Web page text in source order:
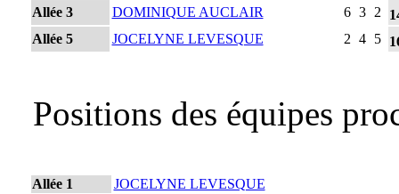
Allée 3 DOMINIQUE AUCLAIR 6 3 2
Allée 5
JOCELYNE LEVESQUE 2 4 5
Positions des équipes
Allée 1
JOCELYNE LEVESQUE